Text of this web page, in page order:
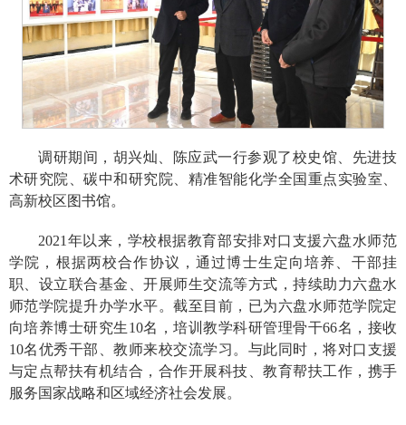
调研期间，胡兴灿、陈应武一行参观了校史馆、先进技
术研究院、碳中和研究院、精准智能化学全国重点实验室、
高新校区图书馆。
2021年以来，学校根据教育部安排对口支援六盘水师范
学院，根据两校合作协议，通过博士生定向培养、干部挂
职、设立联合基金、开展师生交流等方式，持续助力六盘水
师范学院提升办学水平。截至目前，已为六盘水师范学院定
向培养博士研究生10名，培训教学科研管理骨干66名，接收
10名优秀干部、教师来校交流学习。与此同时，将对口支援
与定点帮扶有机结合，合作开展科技、教育帮扶工作，携手
服务国家战略和区域经济社会发展。